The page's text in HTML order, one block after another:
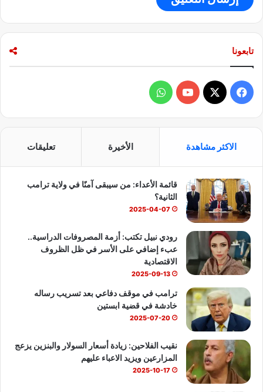
تابعونا
ي
و
ك
X
Y
T
u
e
ا
ا
ب
الاكثر مشاهدة الأخيرة تعليقات
قائمة الأعداء: من سيبقى آمنًا في ولاية ترامب
الثانية؟
2025-04-07
رودي نبيل تكتب: أزمة المصروفات الدراسية..
عبء إضافي على الأسر في ظل الظروف
الاقتصادية
2025-09-13
ترامب في موقف دفاعي بعد تسريب رساله
خادشة في قضية ابستين
2025-07-20
نقيب الفلاحين: زيادة أسعار السولار والبنزين يزعج
المزارعين ويزيد الاعباء عليهم
2025-10-17